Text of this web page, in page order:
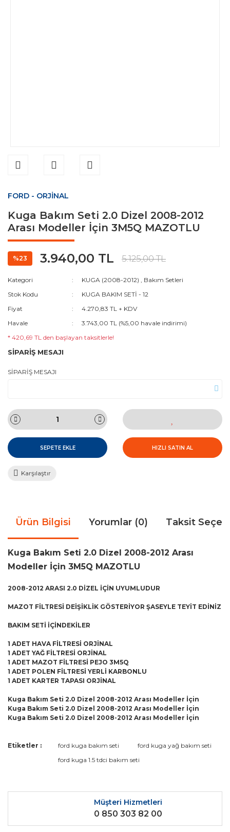
FORD - ORJİNAL
Kuga Bakım Seti 2.0 Dizel 2008-2012
Arası Modeller İçin 3M5Q MAZOTLU
%23 3.940,00 TL 5.125,00 TL
Kategori KUGA (2008-2012) , Bakım Setleri
Stok Kodu
KUGA BAKIM SETİ - 12
Fiyat
4.270,83 TL + KDV
Havale
3.743,00 TL (%5,00 havale indirimi)
* 420,69 TL den başlayan taksitlerle!
SİPARİŞ MESAJI
SİPARİŞ MESAJI
SEPETE EKLE HIZLI SATIN AL
Karşılaştır
Ürün Bilgisi Yorumlar (0) Taksit
Kuga Bakım Seti 2.0 Dizel 2008-2012 Arası
Modeller İçin 3M5Q MAZOTLU
2008-2012 ARASI 2.0 DİZEL İÇİN UYUMLUDUR
MAZOT FİLTRESİ DEİŞİKLİK GÖSTERİYOR ŞASEYLE TEYİT EDİNİZ
BAKIM SETİ İÇİNDEKİLER
1 ADET HAVA FİLTRESİ ORJİNAL
1 ADET YAĞ FİLTRESİ ORJİNAL
1 ADET MAZOT FİLTRESİ PEJO 3M5Q
1 ADET POLEN FİLTRESİ YERLİ KARBONLU
1 ADET KARTER TAPASI ORJİNAL
Kuga Bakım Seti 2.0 Dizel 2008-2012 Arası Modeller İçin
Kuga Bakım Seti 2.0 Dizel 2008-2012 Arası Modeller İçin
Kuga Bakım Seti 2.0 Dizel 2008-2012 Arası Modeller İçin
Bu ürüne ilk yorumu siz yapın!
Yorum Yaz
Bu ürünün fiyat bilgisi, resim, ürün açıklamalarında ve diğer
kullanarak tarafımıza iletebilirsiniz.
Ürün resmi kalitesiz, bozuk veya görüntülenemiyor.
Ürün açıklamasında eksik bilgiler bulunuyor.
Ürün bilgilerinde hatalar bulunuyor.
Etiketler : ford kuga bakım seti
ford kuga yağ bakım seti
ford kuga 1.5 tdci bakım seti
Müşteri Hizmetleri
0 850 303 82 00